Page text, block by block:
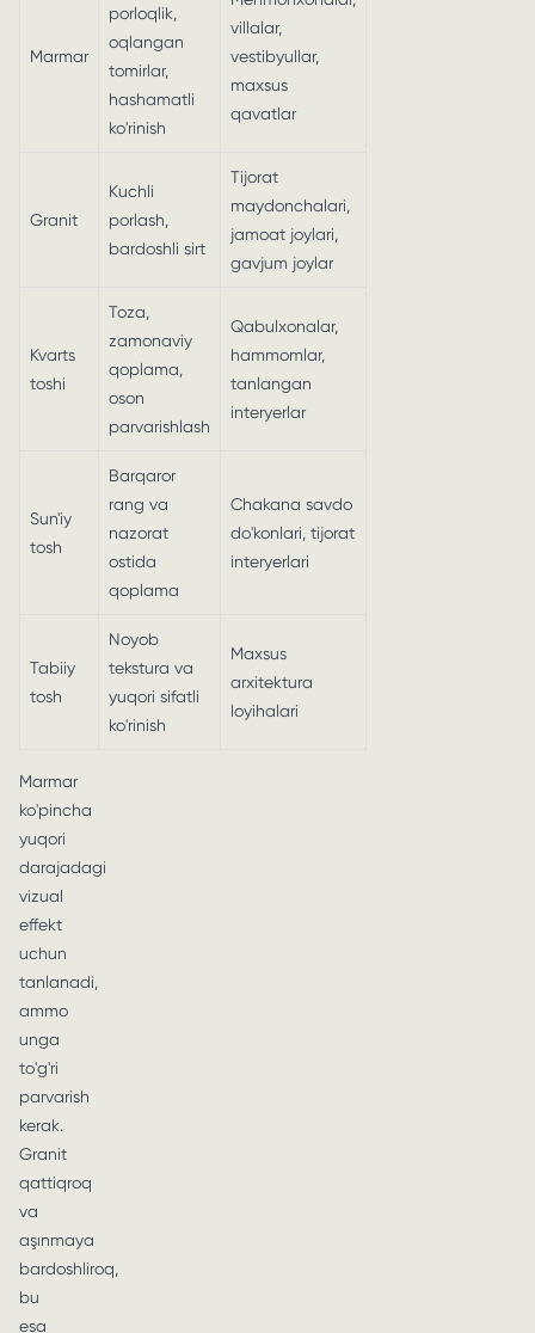
Marmar
porloqlik,
oqlangan
tomirlar,
hashamatli
ko'rinish
villalar,
vestibyullar,
maxsus
qavatlar
Granit
Kuchli
porlash,
bardoshli sirt
Tijorat
maydonchalari,
jamoat joylari,
gavjum joylar
Kvarts
toshi
Toza,
zamonaviy
qoplama,
oson
parvarishlash
Qabulxonalar,
hammomlar,
tanlangan
interyerlar
Sun'iy
tosh
Barqaror
rang va
nazorat
ostida
qoplama
Chakana savdo
do'konlari, tijorat
interyerlari
Tabiiy
tosh
Noyob
tekstura va
yuqori sifatli
ko'rinish
Maxsus
arxitektura
loyihalari
Marmar
ko'pincha
yuqori
darajadagi
vizual
effekt
uchun
tanlanadi,
ammo
unga
to'g'ri
parvarish
kerak.
Granit
qattiqroq
va
aşınmaya
bardoshliroq,
bu
esa